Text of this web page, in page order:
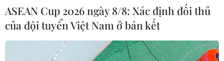
ASEAN Cup 2026 ngày 8/8: Xác định đối thủ
của đội tuyển Việt Nam ở bán kết